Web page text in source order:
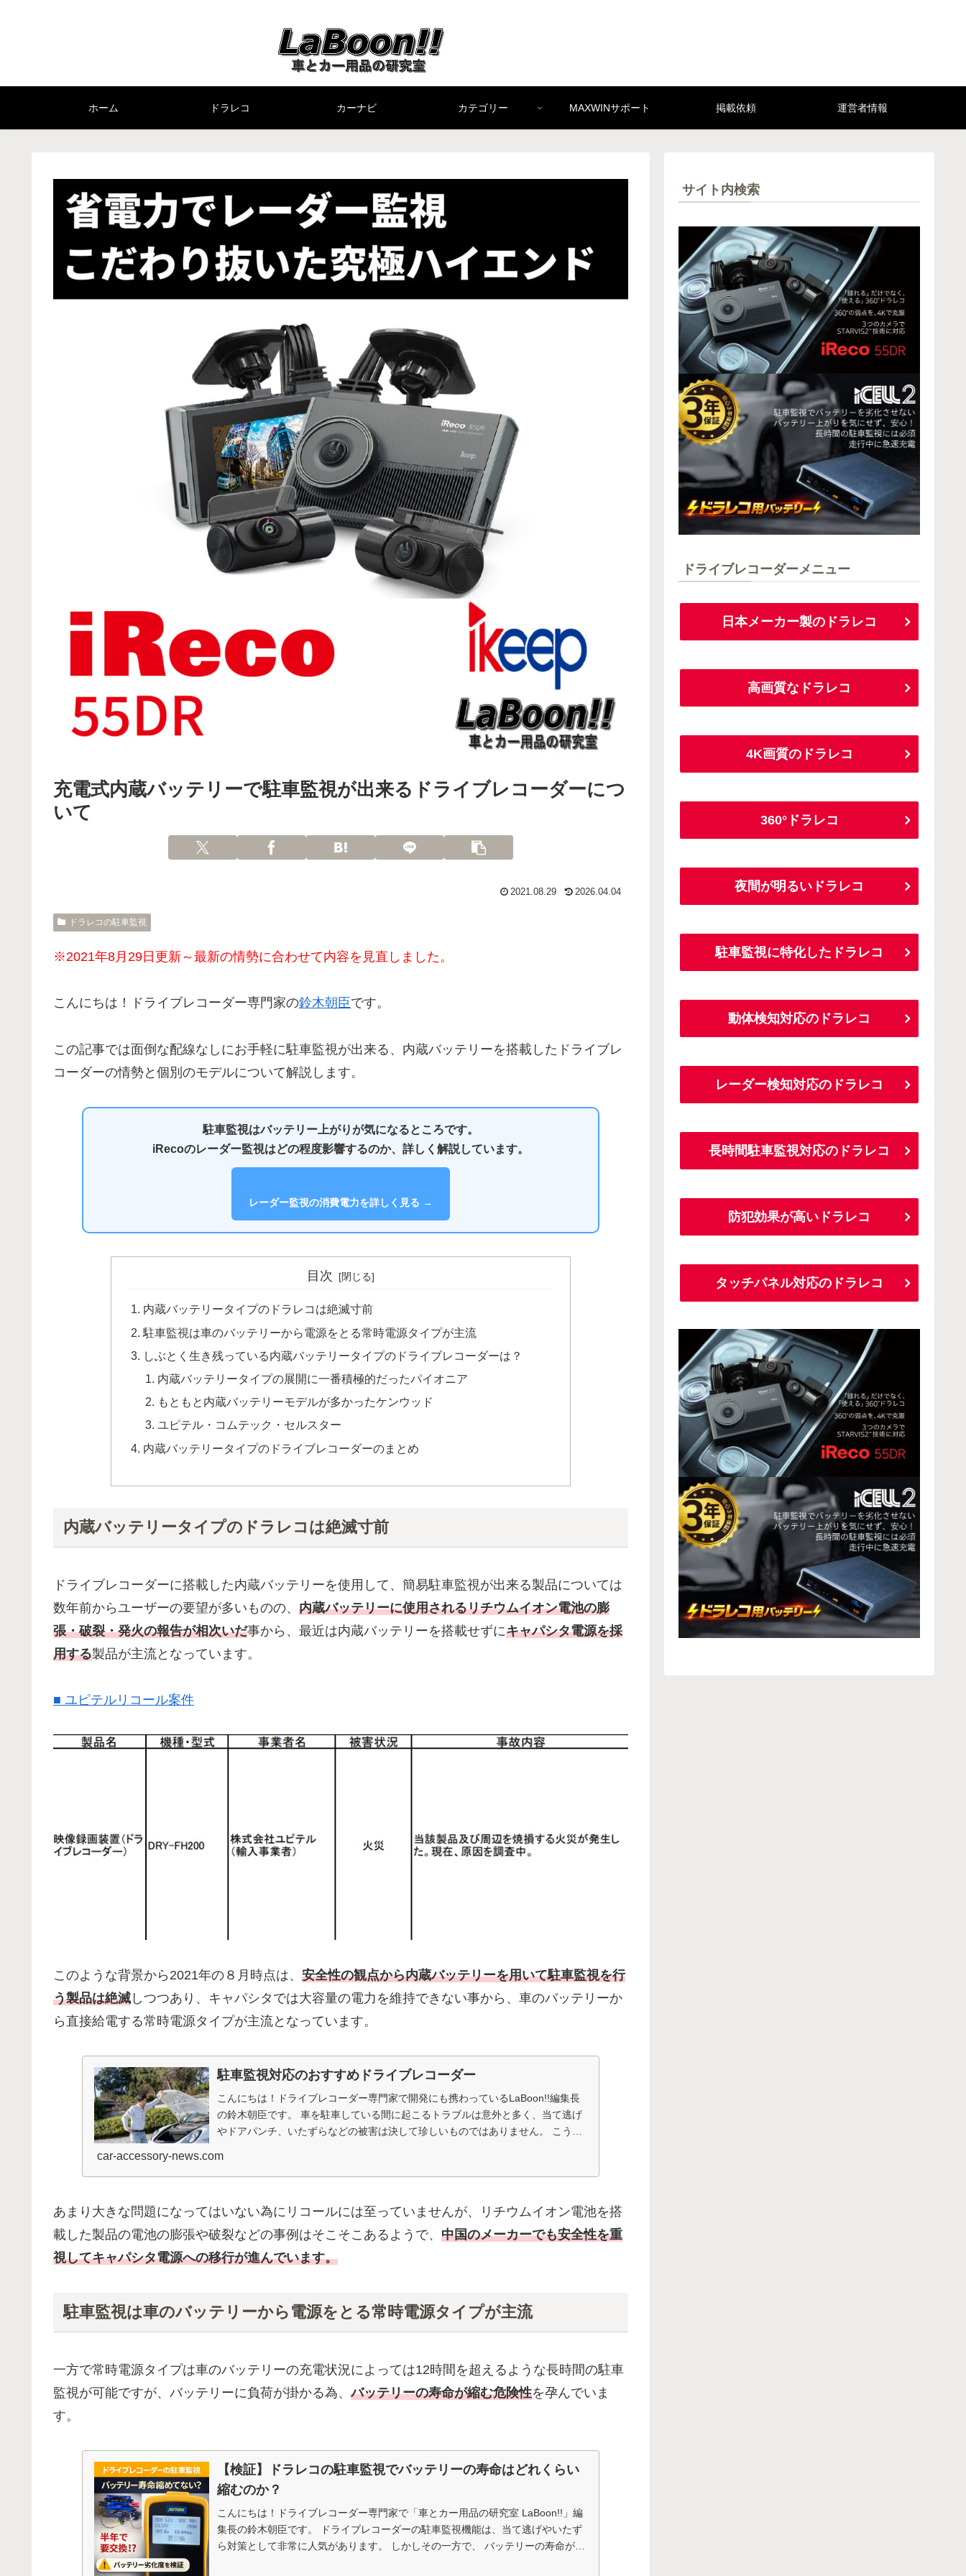
ホーム ドラレコ カーナビ カテゴリー MAXWINサポート 掲載依頼 運営者情報
充電式内蔵バッテリーで駐車監視が出来るドライブレコーダーにつ
いて
2021.08.29 2026.04.04
ドラレコの駐車監視
※2021年8月29日更新～最新の情勢に合わせて内容を見直しました。
こんにちは！ドライブレコーダー専門家の鈴木朝臣です。
この記事では面倒な配線なしにお手軽に駐車監視が出来る、内蔵バッテリーを搭載したドライブレ
コーダーの情勢と個別のモデルについて解説します。
駐車監視はバッテリー上がりが気になるところです。
iRecoのレーダー監視はどの程度影響するのか、詳しく解説しています。
レーダー監視の消費電力を詳しく見る →
目次
内蔵バッテリータイプのドラレコは絶滅寸前
駐車監視は車のバッテリーから電源をとる常時電源タイプが主流
しぶとく生き残っている内蔵バッテリータイプのドライブレコーダーは？
内蔵バッテリータイプの展開に一番積極的だったパイオニア
もともと内蔵バッテリーモデルが多かったケンウッド
ユピテル・コムテック・セルスター
内蔵バッテリータイプのドライブレコーダーのまとめ
内蔵バッテリータイプのドラレコは絶滅寸前
ドライブレコーダーに搭載した内蔵バッテリーを使用して、簡易駐車監視が出来る製品については
数年前からユーザーの要望が多いものの、 内蔵バッテリーに使用されるリチウムイオン電池の膨
張・破裂・発火の報告が相次いだ事から、最近は内蔵バッテリーを搭載せずにキャパシタ電源を採
用する製品が主流となっています。
■ ユピテルリコール案件
このような背景から2021年の８月時点は、 安全性の観点から内蔵バッテリーを用いて駐車監視を行
う製品は絶滅 しつつあり、キャパシタでは大容量の電力を維持できない事から、車のバッテリーか
ら直接給電する常時電源タイプが主流となっています。
駐車監視対応のおすすめドライブレコーダー
こんにちは！ドライブレコーダー専門家で開発にも携わっているLaBoon!!編集長
の鈴木朝臣です。 車を駐車している間に起こるトラブルは意外と多く、当て逃げ
やドアパンチ、いたずらなどの被害は決して珍しいものではありません。 こうし
car-accessory-news.com
あまり大きな問題になってはいない為にリコールには至っていませんが、リチウムイオン電池を搭
載した製品の電池の膨張や破裂などの事例はそこそこあるようで、 中国のメーカーでも安全性を重
視してキャパシタ電源への移行が進んでいます。
駐車監視は車のバッテリーから電源をとる常時電源タイプが主流
一方で常時電源タイプは車のバッテリーの充電状況によっては12時間を超えるような長時間の駐車
監視が可能ですが、バッテリーに負荷が掛かる為、バッテリーの寿命が縮む危険性を孕んでいま
す。
【検証】ドラレコの駐車監視でバッテリーの寿命はどれくらい
縮むのか？
こんにちは！ドライブレコーダー専門家で「車とカー用品の研究室 LaBoon!!」編
集長の鈴木朝臣です。 ドライブレコーダーの駐車監視機能は、当て逃げやいたず
ら対策として非常に人気があります。 しかしその一方で、 バッテリーの寿命が縮
サイト内検索
ドライブレコーダーメニュー
日本メーカー製のドラレコ
高画質なドラレコ
4K画質のドラレコ
360°ドラレコ
夜間が明るいドラレコ
駐車監視に特化したドラレコ
動体検知対応のドラレコ
レーダー検知対応のドラレコ
長時間駐車監視対応のドラレコ
防犯効果が高いドラレコ
タッチパネル対応のドラレコ